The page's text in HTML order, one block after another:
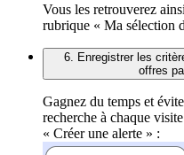
Vous les retrouverez
rubrique « Ma sélection
6. Enregistrer les
offres
Gagnez du temps et
recherche à chaque
« Créer une alerte » :